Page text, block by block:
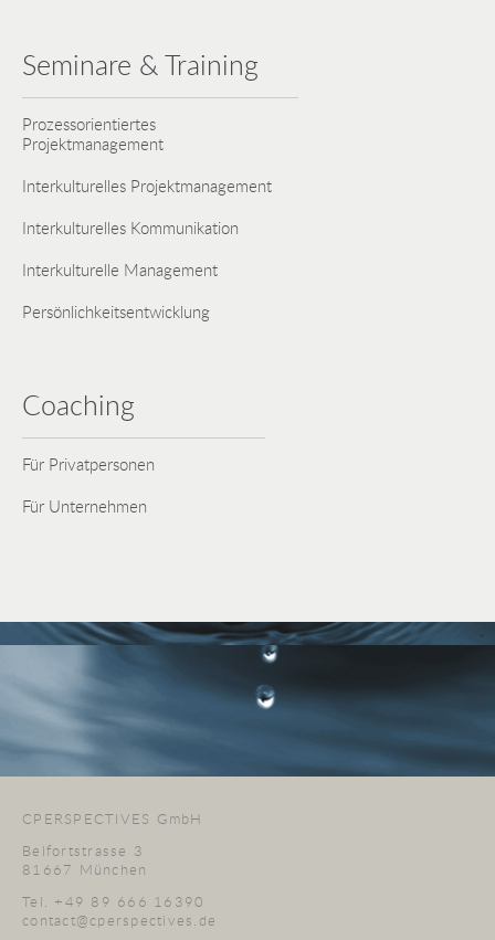
Seminare & Training
Prozessorientiertes
Projektmanagement
Interkulturelles Projektmanagement
Interkulturelles Kommunikation
Interkulturelle Management
Persönlichkeitsentwicklung
Coaching
Für Privatpersonen
Für Unternehmen
CPERSPECTIVES GmbH
Belfortstrasse 3
81667 München
Tel. +49 89 666 16390
contact@cperspectives.de